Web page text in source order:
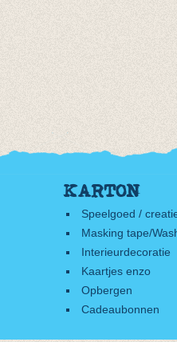
KARTON
Speelgoed /
Masking tape/
Interieurdecoratie
Kaartjes enzo
Opbergen
Cadeaubonnen